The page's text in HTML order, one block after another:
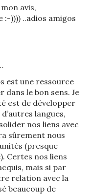
avis,
:-)))) ..adios amigos
est une ressource
dans le bon sens. Je
est de développer
langues,
nos liens avec
sûrement nous
(presque
Certes nos liens
mais si par
relation avec la
beaucoup de